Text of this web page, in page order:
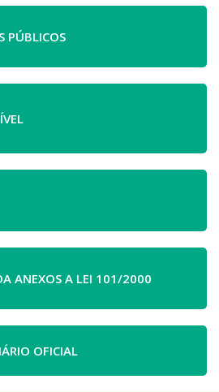
PÚBLICOS
ANEXOS A LEI 101/2000
OFICIAL